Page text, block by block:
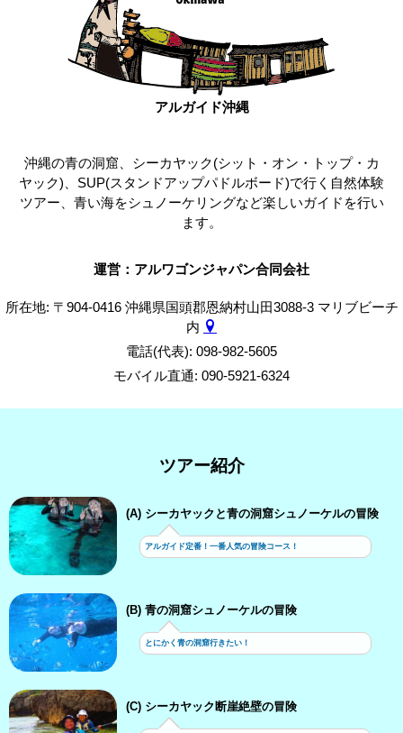
アルガイド沖縄
沖縄の青の洞窟、シーカヤック(シット・オン・トップ・カ
ヤック)、SUP(スタンドアップパドルボード)で行く自然体験
ツアー、青い海をシュノーケリングなど楽しいガイドを行い
ます。
運営：アルワゴンジャパン合同会社
所在地: 〒904-0416 沖縄県国頭郡恩納村山田3088-3 マリブビーチ
内
電話(代表): 098-982-5605
モバイル直通: 090-5921-6324
ツアー紹介
(A) シーカヤックと青の洞窟シュノーケルの冒険
アルガイド定番！一番人気の冒険コース！
(B) 青の洞窟シュノーケルの冒険
とにかく青の洞窟行きたい！
(C) シーカヤック断崖絶壁の冒険